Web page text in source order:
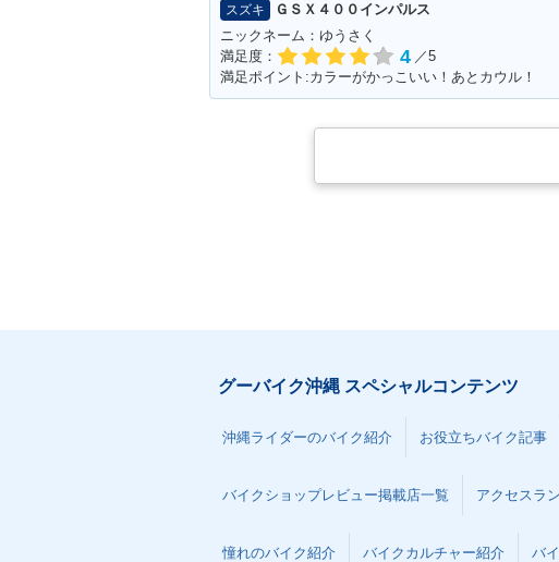
スズキ
ＧＳＸ４００インパルス
ニックネーム：ゆうさく
満足度：
4 ／5
満足ポイント:カラーがかっこいい！あとカウル！
グーバイク沖縄 スペシャルコンテンツ
沖縄ライダーのバイク紹介 お役立ちバイク記事
バイクショップレビュー掲載店一覧 アクセスラ
憧れのバイク紹介 バイクカルチャー紹介 バ